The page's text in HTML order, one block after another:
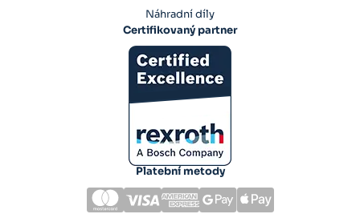
Náhradní díly
Certifikovaný partner
Platební metody